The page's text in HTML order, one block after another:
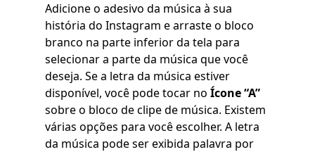
Adicione o adesivo da música à sua
história do Instagram e arraste o bloco
branco na parte inferior da tela para
selecionar a parte da música que você
deseja. Se a letra da música estiver
disponível, você pode tocar no Ícone “A”
sobre o bloco de clipe de música. Existem
várias opções para você escolher. A letra
da música pode ser exibida palavra por